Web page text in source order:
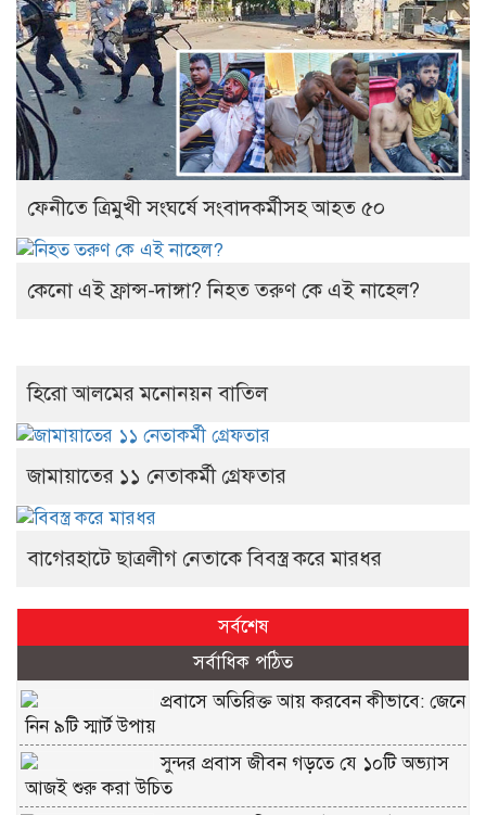
ফেনীতে ত্রিমুখী সংঘর্ষে সংবাদকর্মীসহ আহত ৫০
কেনো এই ফ্রান্স-দাঙ্গা? নিহত তরুণ কে এই নাহেল?
হিরো আলমের মনোনয়ন বাতিল
জামায়াতের ১১ নেতাকর্মী গ্রেফতার
বাগেরহাটে ছাত্রলীগ নেতাকে বিবস্ত্র করে মারধর
সর্বশেষ
সর্বাধিক পঠিত
প্রবাসে অতিরিক্ত আয় করবেন কীভাবে: জেনে
নিন ৯টি স্মার্ট উপায়
সুন্দর প্রবাস জীবন গড়তে যে ১০টি অভ্যাস
আজই শুরু করা উচিত